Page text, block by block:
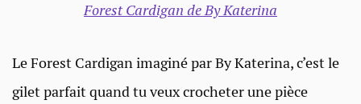
Forest Cardigan de By Katerina
Le Forest Cardigan imaginé par By Katerina, c’est le
gilet parfait quand tu veux crocheter une pièce